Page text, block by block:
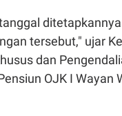
tersebut," ujar
dan
OJK I Wayan